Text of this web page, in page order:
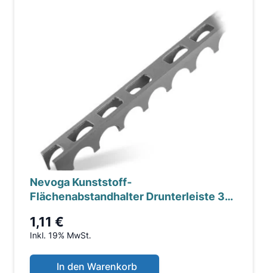
Nevoga Kunststoff-
Flächenabstandhalter Drunterleiste 30
1,11 €
Inkl. 19% MwSt.
In den Warenkorb